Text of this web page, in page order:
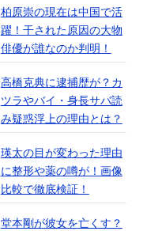
柏原崇の現在は中国で活
躍！干された原因の大物
俳優が誰なのか判明！
高橋克典に逮捕歴が？カ
ツラやバイ・身長サバ読
み疑惑浮上の理由とは？
瑛太の目が変わった理由
に整形や薬の噂が！画像
比較で徹底検証！
堂本剛が彼女を亡くす？